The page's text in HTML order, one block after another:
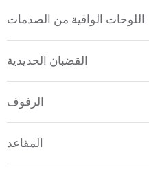
اللوحات الواقية من الصدمات
القضبان الحديدية
الرفوف
المقاعد